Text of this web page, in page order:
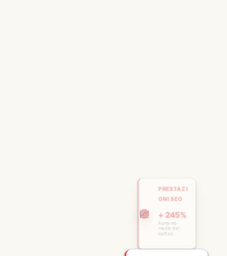
📈
PRESTAZI
ONI SEO
+ 245%
Aumento
medio del
traffico